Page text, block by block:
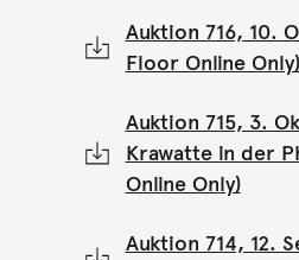
Auktion 716, 10.
Floor Online Only)
Auktion 715, 3.
Krawatte in der
Online Only)
Auktion 714, 12.